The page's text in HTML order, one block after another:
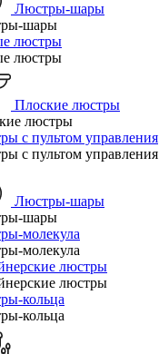
Люстры-шары
шары
люстры
люстры
Плоские люстры
люстры
с пультом управления
с пультом управления
Люстры-шары
шары
молекула
молекула
люстры
люстры
кольца
кольца